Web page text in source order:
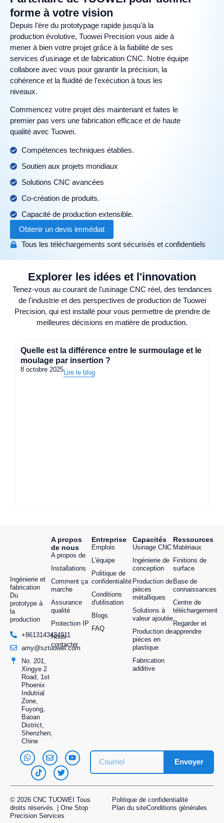
forme à votre vision
Depuis l'ère du prototypage rapide jusqu'à la
production évolutive, Tuowei Precision vous aide à
mener à bien votre projet grâce à la fiabilité de ses
services d'usinage et de fabrication CNC. Notre équipe
collabore avec vous pour garantir la précision, la
cohérence et la fluidité de l'exécution à tous les
niveaux.
Commencez votre projet dès maintenant et faites le
premier pas vers une fabrication efficace et de haute
qualité avec Tuowei.
Compétences techniques établies.
Soutien aux projets mondiaux
Solutions CNC avancées
Co-création de produits.
Capacité de production extensible.
Obtenir un devis immédiat
Tous les téléchargements sont sécurisés et confidentiels
Explorer les idées et l'innovation
Tenez-vous au courant de l'usinage CNC réel, des tendances
de l'industrie et des perspectives de production de Tuowei
Precision, qui est installé pour vous permettre de prendre de
meilleures décisions en matière de production.
Quelle est la différence entre le surmoulage et le
moulage par insertion ?
8 octobre 2025Lire le blog
Ingénierie et
fabrication
Du
prototype à
la
production
+8613143434911
amy@sztuowei.com
No. 201,
Xingye 2
Road, 1st
Phoenix
Indutrial
Zone,
Fuyong,
Baoan
District,
Shenzhen,
Chine
A propos
de nous
A propos de
Installations
Comment ça
marche
Assurance
qualité
Protection IP
Nous
contacter
Entreprise
Emplois
L'équipe
Politique de
confidentialité
Conditions
d'utilisation
Blogs
FAQ
Capacités
Usinage CNC
Ingénierie de
conception
Production de
pièces
métalliques
Solutions à
valeur ajoutée
Production de
pièces en
plastique
Fabrication
additive
Ressources
Matériaux
Finitions de
surface
Base de
connaissances
Centre de
téléchargement
Regarder et
apprendre
Envoyer
© 2026 CNC TUOWEI Tous
droits réservés. | One Stop
Precision Services
Politique de confidentialité
Plan du siteConditions générales